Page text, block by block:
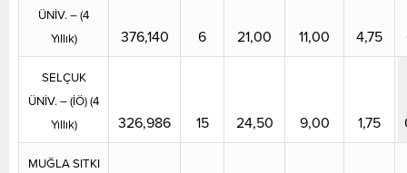
ÜNİV. – (4
Yıllık)
376,140 6 21,00 11,00 4,75
SELÇUK
ÜNİV. – (İÖ) (4
Yıllık)
326,986 15 24,50 9,00 1,75
MUĞLA SITKI